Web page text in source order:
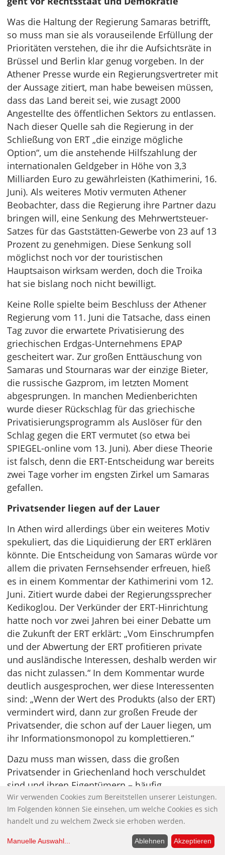
Was die Haltung der Regierung Samaras betrifft,
so muss man sie als vorauseilende Erfüllung der
Prioritäten verstehen, die ihr die Aufsichtsräte in
Brüssel und Berlin klar genug vorgeben. In der
Athener Presse wurde ein Regierungsvertreter mit
der Aussage zitiert, man habe beweisen müssen,
dass das Land bereit sei, wie zusagt 2000
Angestellte des öffentlichen Sektors zu entlassen.
Nach dieser Quelle sah die Regierung in der
Schließung von ERT „die einzige mögliche
Option“, um die anstehende Hilfszahlung der
internationalen Geldgeber in Höhe von 3,3
Milliarden Euro zu gewährleisten (Kathimerini, 16.
Juni). Als weiteres Motiv vermuten Athener
Beobachter, dass die Regierung ihre Partner dazu
bringen will, eine Senkung des Mehrwertsteuer-
Satzes für das Gaststätten-Gewerbe von 23 auf 13
Prozent zu genehmigen. Diese Senkung soll
möglichst noch vor der touristischen
Hauptsaison wirksam werden, doch die Troika
hat sie bislang noch nicht bewilligt.
Keine Rolle spielte beim Beschluss der Athener
Regierung vom 11. Juni die Tatsache, dass einen
Tag zuvor die erwartete Privatisierung des
griechischen Erdgas-Unternehmens EPAP
gescheitert war. Zur großen Enttäuschung von
Samaras und Stournaras war der einzige Bieter,
die russische Gazprom, im letzten Moment
abgesprungen. In manchen Medienberichten
wurde dieser Rückschlag für das griechische
Privatisierungsprogramm als Auslöser für den
Schlag gegen die ERT vermutet (so etwa bei
SPIEGEL-online vom 13. Juni). Aber diese Theorie
ist falsch, denn die ERT-Entscheidung war bereits
zwei Tage vorher im engsten Zirkel um Samaras
gefallen.
Privatsender liegen auf der Lauer
In Athen wird allerdings über ein weiteres Motiv
spekuliert, das die Liquidierung der ERT erklären
könnte. Die Entscheidung von Samaras würde vor
allem die privaten Fernsehsender erfreuen, hieß
es in einem Kommentar der Kathimerini vom 12.
Juni. Zitiert wurde dabei der Regierungssprecher
Kedikoglou. Der Verkünder der ERT-Hinrichtung
hatte noch vor zwei Jahren bei einer Debatte um
die Zukunft der ERT erklärt: „Vom Einschrumpfen
und der Abwertung der ERT profitieren private
und ausländische Interessen, deshalb werden wir
das nicht zulassen.“ In dem Kommentar wurde
deutlich ausgesprochen, wer diese Interessenten
sind: „Wenn der Wert des Produkts (also der ERT)
vermindert wird, dann zur großen Freude der
Privatsender, die schon auf der Lauer liegen, um
ihr Informationsmonopol zu komplettieren.“
Dazu muss man wissen, dass die großen
Privatsender in Griechenland hoch verschuldet
sind und ihren Eigentümern – häufig
Printmedien, aber auch Unternehmen in
medienfernen Branchen – seit einigen Jahren
eine echte Last geworden sind. Da liegt zum
Beispiel die Frage durchaus nahe, ob die von
Samaras angekündigte neue Anstalt namens
Wir verwenden Cookies zum Bereitstellen unserer Leistungen.
Im Folgenden können Sie einsehen, um welche Cookies es sich
handelt und zu welchem Zweck sie erhoben werden.
Manuelle Auswahl... Ablehnen Akzeptieren